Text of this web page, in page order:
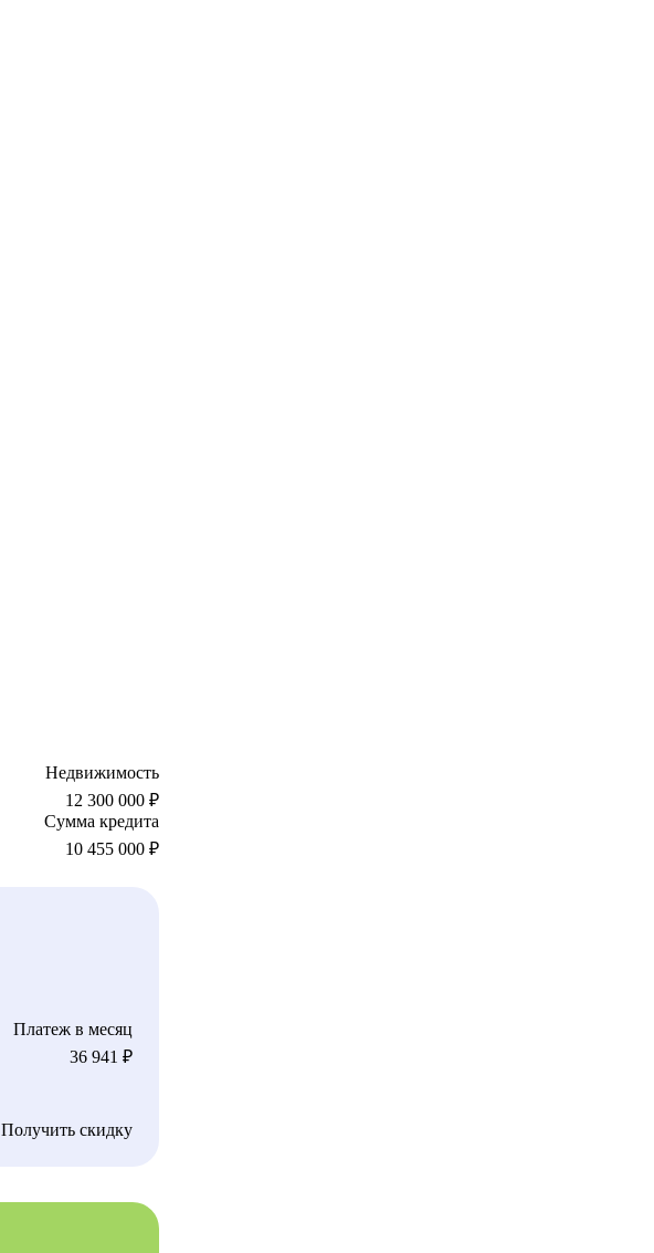
Недвижимость
12 300 000 ₽
Сумма кредита
10 455 000 ₽
Платеж в месяц
36 941 ₽
Получить скидку